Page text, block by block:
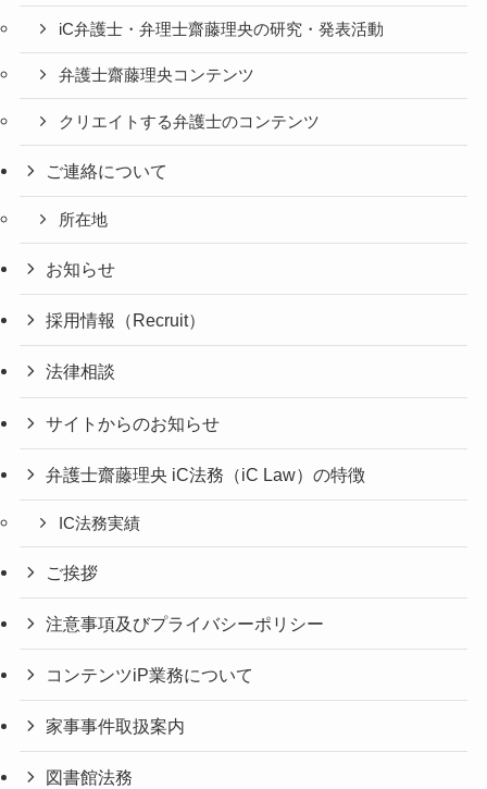
iC弁護士・弁理士齋藤理央の研究・発表活動
弁護士齋藤理央コンテンツ
クリエイトする弁護士のコンテンツ
ご連絡について
所在地
お知らせ
採用情報（Recruit）
法律相談
サイトからのお知らせ
弁護士齋藤理央 iC法務（iC Law）の特徴
IC法務実績
ご挨拶
注意事項及びプライバシーポリシー
コンテンツiP業務について
家事事件取扱案内
図書館法務